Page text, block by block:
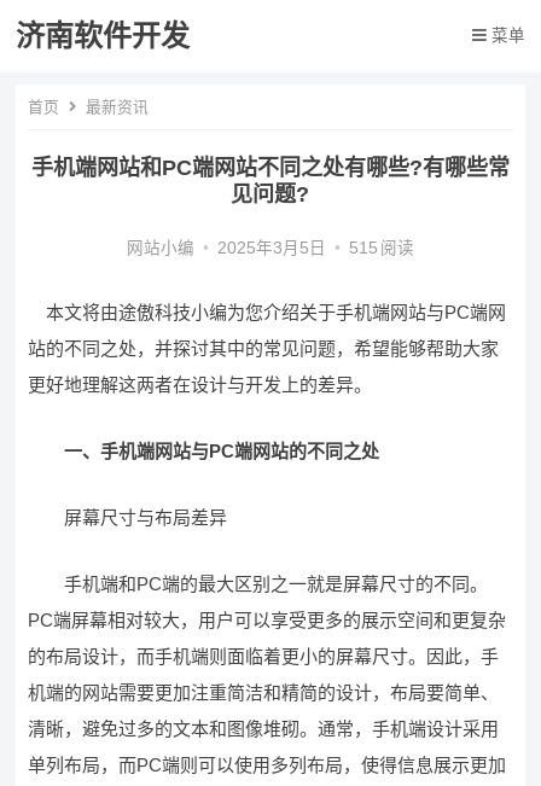
济南软件开发 菜单
首页 最新资讯
手机端网站和PC端网站不同之处有哪些?有哪些常
见问题?
网站小编 • 2025年3月5日 • 515 阅读
本文将由途傲科技小编为您介绍关于手机端网站与PC端网
站的不同之处，并探讨其中的常见问题，希望能够帮助大家
更好地理解这两者在设计与开发上的差异。
一、手机端网站与PC端网站的不同之处
屏幕尺寸与布局差异
手机端和PC端的最大区别之一就是屏幕尺寸的不同。
PC端屏幕相对较大，用户可以享受更多的展示空间和更复杂
的布局设计，而手机端则面临着更小的屏幕尺寸。因此，手
机端的网站需要更加注重简洁和精简的设计，布局要简单、
清晰，避免过多的文本和图像堆砌。通常，手机端设计采用
单列布局，而PC端则可以使用多列布局，使得信息展示更加